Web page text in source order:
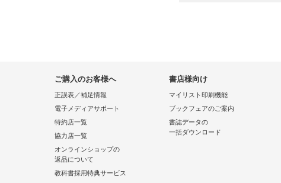
ご購入のお客様へ
正誤表／補足情報
電子メディアサポート
特約店一覧
協力店一覧
オンラインショップの
返品について
教科書採用特典サービス
書店様向け
マイリスト印刷機能
ブックフェアのご案内
書誌データの
一括ダウンロード